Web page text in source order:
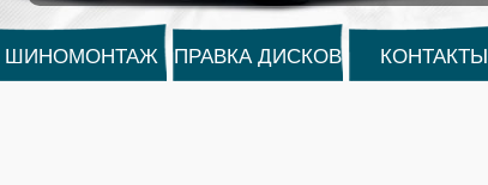
ШИНОМОНТАЖ ПРАВКА ДИСКОВ КОНТАКТЫ